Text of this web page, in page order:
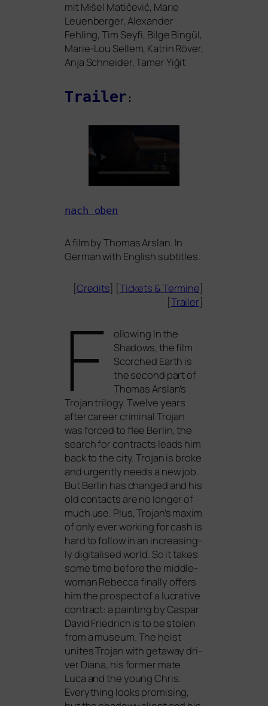
mit Mišel Matičević, Marie
Leuenberger, Alexander
Fehling, Tim Seyfi, Bilge Bingül,
Marie-Lou Sellem, Katrin Röver,
Anja Schneider, Tamer Yiğit
Trailer :
nach oben
A film by Thomas Arslan. In
German with English subtitles.
[Credits] [Tickets &Termine]
[Trailer]
F ollowing In the
Shadows, the film
Scorched Earth is
the second part of
Thomas Arslan’s
Trojan tri­lo­gy. Twelve years
after care­er cri­mi­nal Trojan
was forced to flee Berlin, the
search for con­tracts leads him
back to the city. Trojan is bro­ke
and urgen­tly needs a new job.
But Berlin has chan­ged and his
old cont­acts are no lon­ger of
much use. Plus, Trojan’s maxim
of only ever working for cash is
hard to fol­low in an incre­asing­
ly digi­ta­li­sed world. So it takes
some time befo­re the midd­le­
wo­man Rebecca final­ly offers
him the pro­s­pect of a lucra­ti­ve
con­tract: a pain­ting by Caspar
David Friedrich is to be sto­len
from a muse­um. The heist
unites Trojan with geta­way dri­
ver Diana, his for­mer mate
Luca and the young Chris.
Everything looks pro­mi­sing,